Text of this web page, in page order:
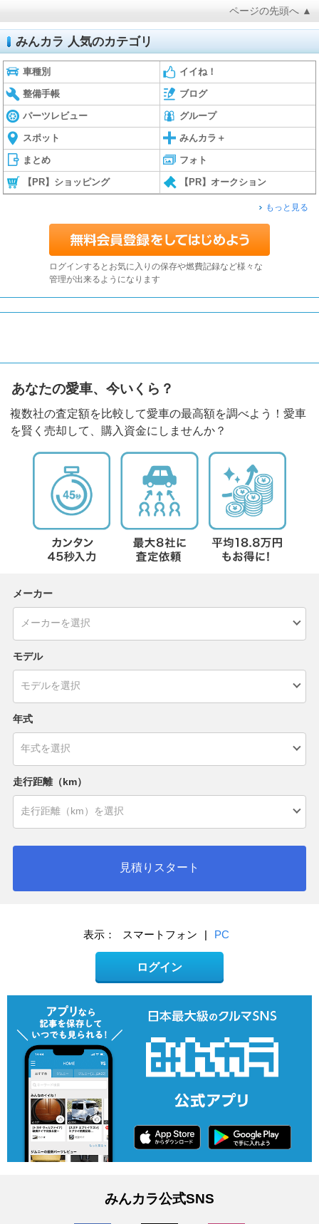
ページの先頭へ ▲
みんカラ 人気のカテゴリ
車種別 イイね！
整備手帳 ブログ
パーツレビュー グループ
スポット みんカラ＋
まとめ フォト
【PR】ショッピング 【PR】オークション
もっと見る
ログインするとお気に入りの保存や燃費記録など様々な
管理が出来るようになります
あなたの愛車、今いくら？
複数社の査定額を比較して愛車の最高額を調べよう！愛車
を賢く売却して、購入資金にしませんか？
メーカー
モデル
年式
走行距離（km）
見積りスタート
表示： スマートフォン | PC
ログイン
みんカラ公式SNS